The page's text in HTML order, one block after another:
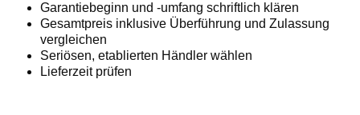
Garantiebeginn und -umfang schriftlich klären
Gesamtpreis inklusive Überführung und Zulassung
vergleichen
Seriösen, etablierten Händler wählen
Lieferzeit prüfen